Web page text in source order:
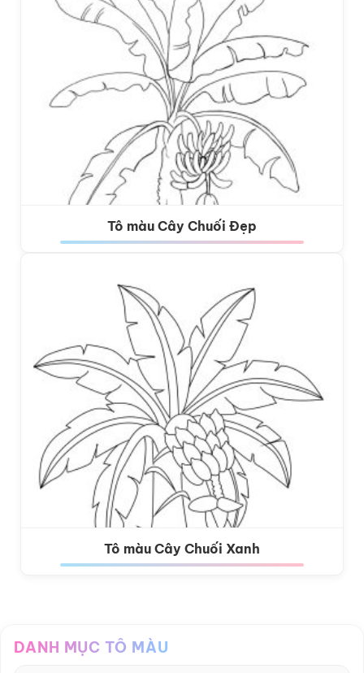
Tô màu Cây Chuối Đẹp
Tô màu Cây Chuối Xanh
DANH MỤC TÔ MÀU